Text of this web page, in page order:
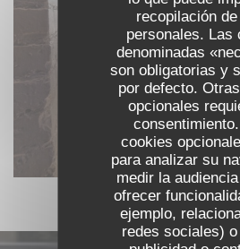
recopilación
personales. Las
denominadas
son obligatorias y
por defecto.
opcionales
cookies
para analizar su
medir la
ofrecer
ejemplo,
redes sociales)